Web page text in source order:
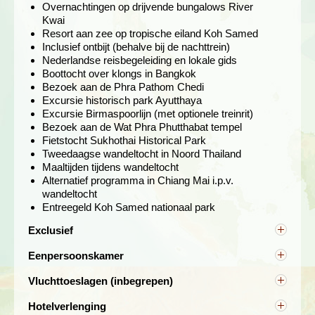
In Kanchanaburi kunnen we een treintocht maken over
dit beruchte traject, onderweg kun je genieten van het
mooie Thaise landschap. We verblijven in sfeervolle
houten bungalows gebouwd op vlotten die midden in de
jungle op de rivier drijven. Je kunt hier lekker uitrusten,
wandelen of een excursie doen zoals een bezoek aan
de Keang Lawa grotten. Het is ook mogelijk om via ons
voorafgaand aan de reis een optionele excursie te
boeken naar Erawan NP met prachtige watervallen die
uit verschillende niveaus bestaan. Het is een klim om ze
allemaal te bezoeken, maar je kunt dan wel genieten van
Maak een wandeling door Khao Yai
nationaal park
Dag 6 River Kwai - Ayutthaya - Khao Yai nationaal park
Overnachtingen op drijvende bungalows River
Kwai
Resort aan zee op tropische eiland Koh Samed
Inclusief ontbijt (behalve bij de nachttrein)
Nederlandse reisbegeleiding en lokale gids
Boottocht over klongs in Bangkok
Bezoek aan de Phra Pathom Chedi
Excursie historisch park Ayutthaya
Excursie Birmaspoorlijn (met optionele treinrit)
Bezoek aan de Wat Phra Phutthabat tempel
Fietstocht Sukhothai Historical Park
Tweedaagse wandeltocht in Noord Thailand
Maaltijden tijdens wandeltocht
Alternatief programma in Chiang Mai i.p.v.
wandeltocht
Entreegeld Koh Samed nationaal park
Exclusief
excursies, fooien, persoonlijke uitgaven,
of meer personen € 40,-. Bijdrage SGR € 5,- per
persoon en calamiteitenfonds € 2,50 per boeking.
Eenpersoonskamer
alleenreizende van hetzelfde geslacht. Wil je niet
kun je een eenpersoonskamer boeken tegen de
Vluchttoeslagen (inbegrepen)
luchthavenbelastingen, ook brandstof- en
Hotelverlenging